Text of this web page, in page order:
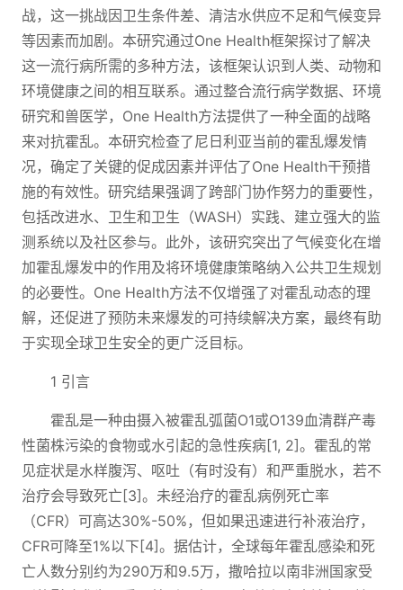
战，这一挑战因卫生条件差、清洁水供应不足和气候变异
等因素而加剧。本研究通过One Health框架探讨了解决
这一流行病所需的多种方法，该框架认识到人类、动物和
环境健康之间的相互联系。通过整合流行病学数据、环境
研究和兽医学，One Health方法提供了一种全面的战略
来对抗霍乱。本研究检查了尼日利亚当前的霍乱爆发情
况，确定了关键的促成因素并评估了One Health干预措
施的有效性。研究结果强调了跨部门协作努力的重要性，
包括改进水、卫生和卫生（WASH）实践、建立强大的监
测系统以及社区参与。此外，该研究突出了气候变化在增
加霍乱爆发中的作用及将环境健康策略纳入公共卫生规划
的必要性。One Health方法不仅增强了对霍乱动态的理
解，还促进了预防未来爆发的可持续解决方案，最终有助
于实现全球卫生安全的更广泛目标。
1 引言
霍乱是一种由摄入被霍乱弧菌O1或O139血清群产毒
性菌株污染的食物或水引起的急性疾病[1, 2]。霍乱的常
见症状是水样腹泻、呕吐（有时没有）和严重脱水，若不
治疗会导致死亡[3]。未经治疗的霍乱病例死亡率
（CFR）可高达30%-50%，但如果迅速进行补液治疗，
CFR可降至1%以下[4]。据估计，全球每年霍乱感染和死
亡人数分别约为290万和9.5万，撒哈拉以南非洲国家受